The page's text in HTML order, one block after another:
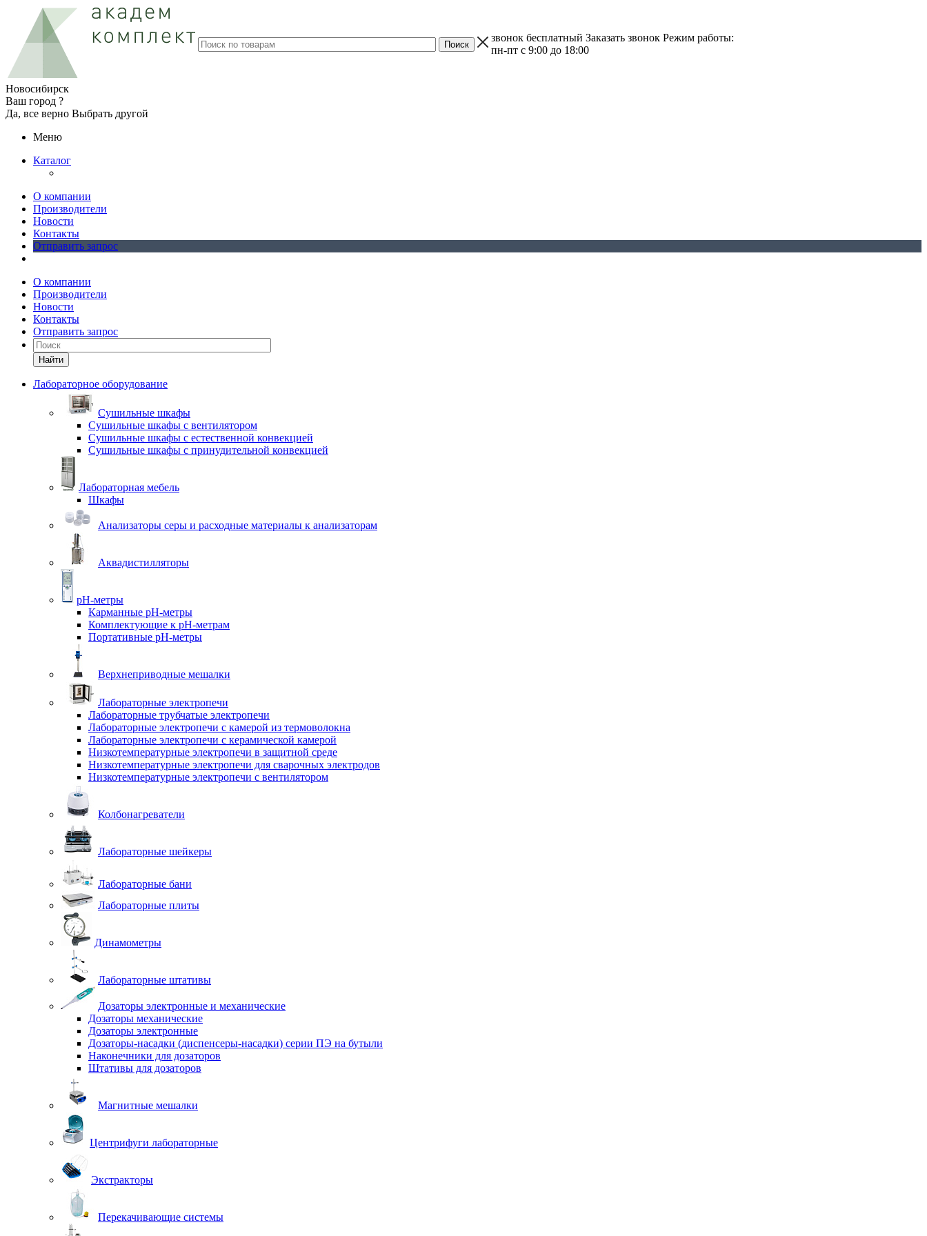
звонок бесплатный Заказать звонок Режим работы:
пн-пт с 9:00 до 18:00
Новосибирск
Ваш город ?
Да, все верно Выбрать другой
Меню
Каталог
О компании
Производители
Новости
Контакты
Отправить запрос
О компании
Производители
Новости
Контакты
Отправить запрос
Найти
Лабораторное оборудование
Cушильные шкафы
Сушильные шкафы с вентилятором
Сушильные шкафы с естественной конвекцией
Сушильные шкафы с принудительной конвекцией
Лабораторная мебель
Шкафы
Анализаторы серы и расходные материалы к анализаторам
Аквадистилляторы
pH-метры
Карманные pH-метры
Комплектующие к pH-метрам
Портативные pH-метры
Верхнеприводные мешалки
Лабораторные электропечи
Лабораторные трубчатые электропечи
Лабораторные электропечи с камерой из термоволокна
Лабораторные электропечи с керамической камерой
Низкотемпературные электропечи в защитной среде
Низкотемпературные электропечи для cварочных электродов
Низкотемпературные электропечи с вентилятором
Колбонагреватели
Лабораторные шейкеры
Лабораторные бани
Лабораторные плиты
Динамометры
Лабораторные штативы
Дозаторы электронные и механические
Дозаторы механические
Дозаторы электронные
Дозаторы-насадки (диспенсеры-насадки) серии ПЭ на бутыли
Наконечники для дозаторов
Штативы для дозаторов
Магнитные мешалки
Центрифуги лабораторные
Экстракторы
Перекачивающие системы